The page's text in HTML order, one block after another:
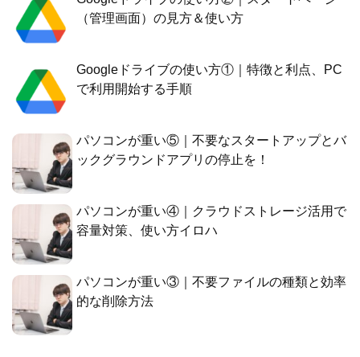
（管理画面）の見方＆使い方
Googleドライブの使い方①｜特徴と利点、PC
で利用開始する手順
パソコンが重い⑤｜不要なスタートアップとバ
ックグラウンドアプリの停止を！
パソコンが重い④｜クラウドストレージ活用で
容量対策、使い方イロハ
パソコンが重い③｜不要ファイルの種類と効率
的な削除方法